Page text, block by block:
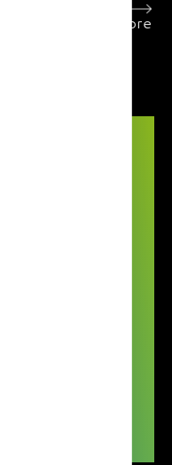
Learn more
of payload
and evaluate
will also evaluate
SolarXOne.